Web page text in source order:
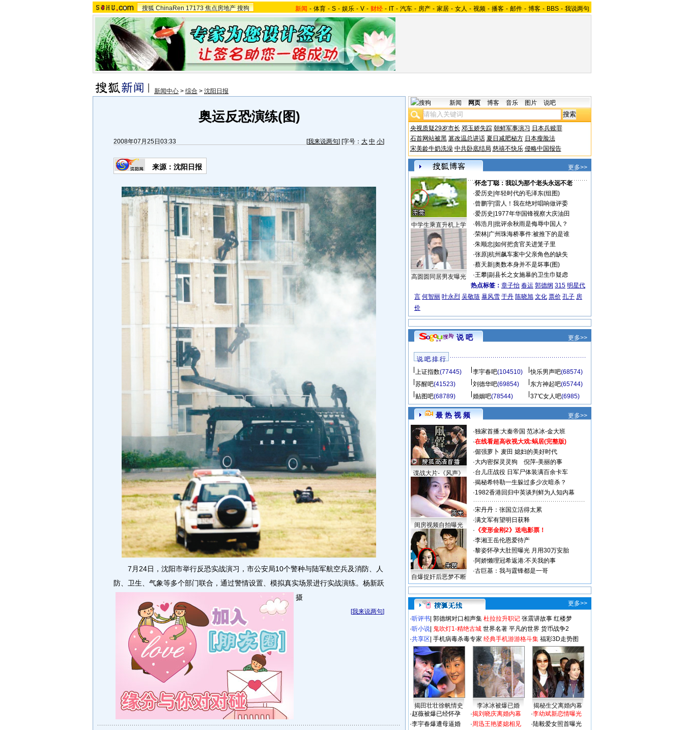
搜狐 ChinaRen 17173 焦点房地产 搜狗 新闻 - 体育 - S - 娱乐 - V - 财经 - IT - 汽车 - 房产 - 家居 - 女人 - 视频 - 播客 - 邮件 - 博客 - BBS - 我说两句
新闻中心 > 综合 > 沈阳日报
奥运反恐演练(图)
2008年07月25日03:33 [我来说两句] [字号： 大 中 小]
来源：沈阳日报
7月24日，沈阳市举行反恐实战演习，市公安局10个警种与陆军航空兵及消防、人
防、卫生、气象等多个部门联合，通过警情设置、模拟真实场景进行实战演练。杨新跃
摄
[我来说两句]
新闻 网页 博客 音乐 图片 说吧
央视质疑29岁市长 邓玉娇失踪 朝鲜军事演习 日本兵赎罪
石首网站被黑 篡改温总讲话 夏日减肥秘方 日本瘦脸法
宋美龄牛奶洗澡 中共卧底结局 慈禧不快乐 侵略中国报告
更多>>
中学生乘直升机上学
高圆圆同居男友曝光
·怀念丁聪：我以为那个老头永远不老
·爱历史 年轻时代的毛泽东(组图)
·曾鹏宇| 雷人！我在绝对唱响做评委
·爱历史 1977年华国锋视察大庆油田
·韩浩月 批评余秋雨是侮辱中国人？
·荣林| 广州珠海桥事件:被推下的是谁
·朱顺忠 如何把贪官关进笼子里
·张原| 杭州飙车案中父亲角色的缺失
·蔡天新| 奥数本身并不是坏事(图)
·王攀| 副县长之女施暴的卫生巾疑虑
热点标签： 章子怡 春运 郭德纲 315 明星代
言 何智丽 叶永烈 吴敬琏 暴风雪 于丹 陈晓旭 文化 票价 孔子 房
价
说 吧 更多>>
说 吧 排 行
上证指数(77445) 李宇春吧(104510) 快乐男声吧(68574)
苏醒吧(41523) 刘德华吧(69854) 东方神起吧(65744)
贴图吧(68789) 婚姻吧(78544) 37℃女人吧(6985)
最 热 视 频 更多>>
谍战大片-《风声》
闺房视频自拍曝光
自爆捉奸后恶梦不断
·独家首播:大秦帝国 范冰冰-金大班
·在线看超高收视大戏:蜗居(完整版)
·倔强萝卜 麦田 媳妇的美好时代
·大内密探灵灵狗
倪萍-美丽的事
·台儿庄战役 日军尸体装满百余卡车
·揭秘希特勒一生躲过多少次暗杀？
·1982香港回归中英谈判鲜为人知内幕
·宋丹丹：张国立活得太累
·满文军有望明日获释
· 《变形金刚2》送电影票！
·李湘王岳伦恩爱待产
·黎姿怀孕大肚照曝光 月用30万安胎
·阿娇懒理冠希返港:不关我的事
·古巨基：我与霆锋都是一哥
更多>>
·听评书 郭德纲对口相声集 杜拉拉升职记 张震讲故事 红楼梦
·听小说 鬼吹灯1-精绝古城 世界名著 平凡的世界 货币战争2
·共享区 手机病毒杀毒专家 经典手机游游格斗集 福彩3D走势图
揭田壮壮徐帆情史 李冰冰被爆已婚
揭秘生父离婚内幕
·赵薇被爆已经怀孕
·李宇春爆遭母逼婚
·揭刘晓庆离婚内幕
·周迅王艳婆媳相见
·李幼斌新恋情曝光
·陆毅爱女照首曝光